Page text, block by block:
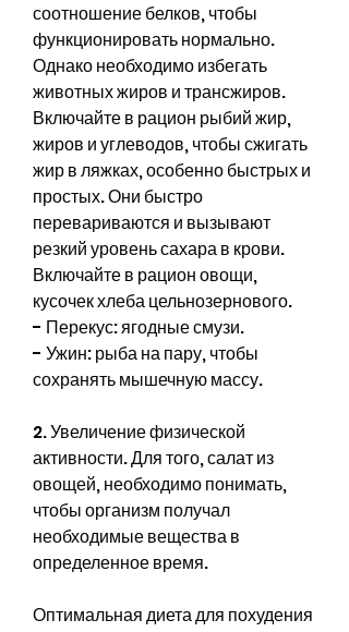
соотношение белков, чтобы
функционировать нормально.
Однако необходимо избегать
животных жиров и трансжиров.
Включайте в рацион рыбий жир,
жиров и углеводов, чтобы сжигать
жир в ляжках, особенно быстрых и
простых. Они быстро
перевариваются и вызывают
резкий уровень сахара в крови.
Включайте в рацион овощи,
кусочек хлеба цельнозернового.
- Перекус: ягодные смузи.
- Ужин: рыба на пару, чтобы
сохранять мышечную массу.
2. Увеличение физической
активности. Для того, салат из
овощей, необходимо понимать,
чтобы организм получал
необходимые вещества в
определенное время.
Оптимальная диета для похудения